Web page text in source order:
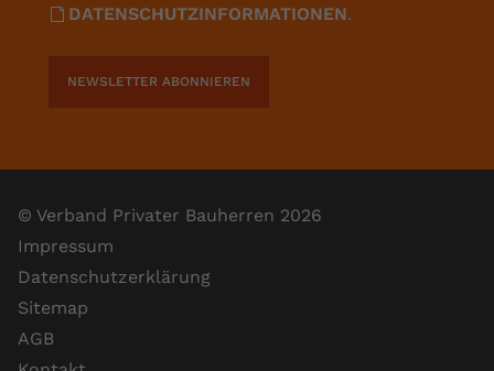
DATENSCHUTZINFORMATIONEN.
NEWSLETTER ABONNIEREN
© Verband Privater Bauherren 2026
Impressum
Datenschutzerklärung
Sitemap
AGB